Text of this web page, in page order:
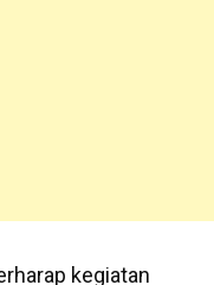
kegiatan